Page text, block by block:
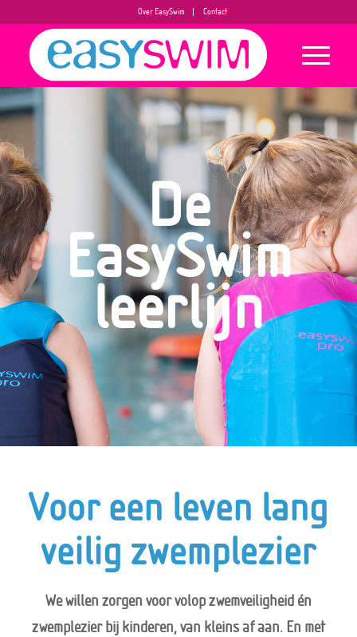
Over EasySwim Contact
De
EasySwim
leerlijn
Voor een leven lang
veilig zwemplezier
We willen zorgen voor volop zwemveiligheid én
zwemplezier bij kinderen, van kleins af aan. En met